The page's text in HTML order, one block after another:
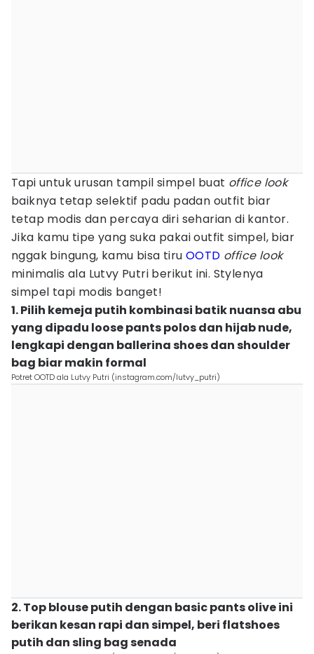
Tapi untuk urusan tampil simpel buat office look
baiknya tetap selektif padu padan outfit biar
tetap modis dan percaya diri seharian di kantor.
Jika kamu tipe yang suka pakai outfit simpel, biar
nggak bingung, kamu bisa tiru OOTD office look
minimalis ala Lutvy Putri berikut ini. Stylenya
simpel tapi modis banget!
1. Pilih kemeja putih kombinasi batik nuansa abu
yang dipadu loose pants polos dan hijab nude,
lengkapi dengan ballerina shoes dan shoulder
bag biar makin formal
Potret OOTD ala Lutvy Putri (instagram.com/lutvy_putri)
2. Top blouse putih dengan basic pants olive ini
berikan kesan rapi dan simpel, beri flatshoes
putih dan sling bag senada